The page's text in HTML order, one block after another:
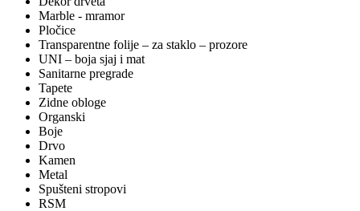
Marble - mramor
Pločice
Transparentne folije – za staklo – prozore
UNI – boja sjaj i mat
Sanitarne pregrade
Tapete
Zidne obloge
Organski
Boje
Drvo
Kamen
Metal
Spušteni stropovi
RSM